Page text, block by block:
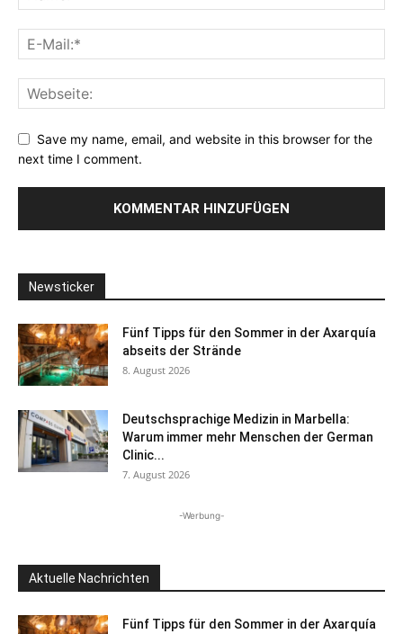
Save my name, email, and website in this browser for the
next time I comment.
Newsticker
Fünf Tipps für den Sommer in der Axarquía
abseits der Strände
8. August 2026
Deutschsprachige Medizin in Marbella:
Warum immer mehr Menschen der German
Clinic...
7. August 2026
-Werbung-
Aktuelle Nachrichten
Fünf Tipps für den Sommer in der Axarquía